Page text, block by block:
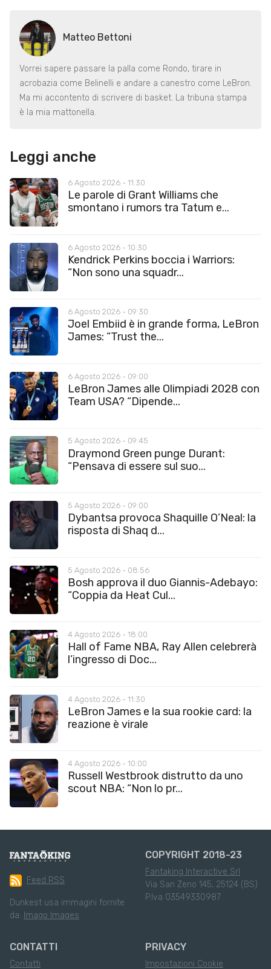
Matteo Bettoni
Vorrei sapere passare la palla come Rondo, tirare in
acrobazia come Belinelli e andare a canestro come LeBron.
Ma mi accontento di scrivere di basket. La tribuna stampa
è la mia mattonella.
Leggi anche
6 Agosto 2026 - 11:30
Le parole di Grant Williams che
smontano i rumors tra Tatum e...
6 Agosto 2026 - 10:30
Kendrick Perkins boccia i Warriors:
“Non sono una squadr...
6 Agosto 2026 - 09:30
Joel Embiid è in grande forma, LeBron
James: “Trust the...
6 Agosto 2026 - 09:00
LeBron James alle Olimpiadi 2028 con
Team USA? “Dipende...
5 Agosto 2026 - 09:45
Draymond Green punge Durant:
“Pensava di essere sul suo...
5 Agosto 2026 - 09:00
Dybantsa provoca Shaquille O’Neal: la
risposta di Shaq d...
5 Agosto 2026 - 08:56
Bosh approva il duo Giannis-Adebayo:
“Coppia da Heat Cul...
4 Agosto 2026 - 18:00
Hall of Fame NBA, Ray Allen celebrerà
l’ingresso di Doc...
4 Agosto 2026 - 11:30
LeBron James e la sua rookie card: la
reazione è virale
4 Agosto 2026 - 10:00
Russell Westbrook distrutto da uno
scout NBA: “Non lo pr...
Feed RSS
Dunkest usa immagini fornite
da: Imago Images
COPYRIGHT 2018-23
Fantaking Interactive Srl
Via San Zeno 145, 25124 (BS)
P.Iva 03549330987
CONTATTI
Contatti
PRIVACY
Impostazioni Cookie